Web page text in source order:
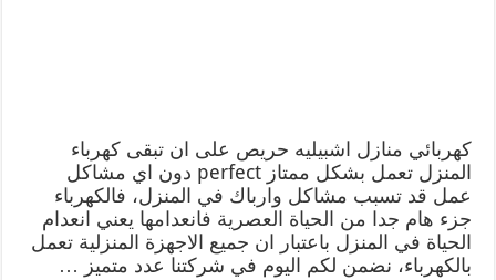
كهربائي منازل اشبيليه حريص على ان تبقى كهرباء
المنزل تعمل بشكل ممتاز perfect دون اي مشاكل
عمل قد تسبب مشاكل وارباك في المنزل، فالكهرباء
جزء هام جدا من الحياة العصرية فانعدامها يعني انعدام
الحياة في المنزل باعتبار ان جميع الاجهزة المنزلية تعمل
بالكهرباء، نضمن لكم اليوم في شركتنا عدد متميز …